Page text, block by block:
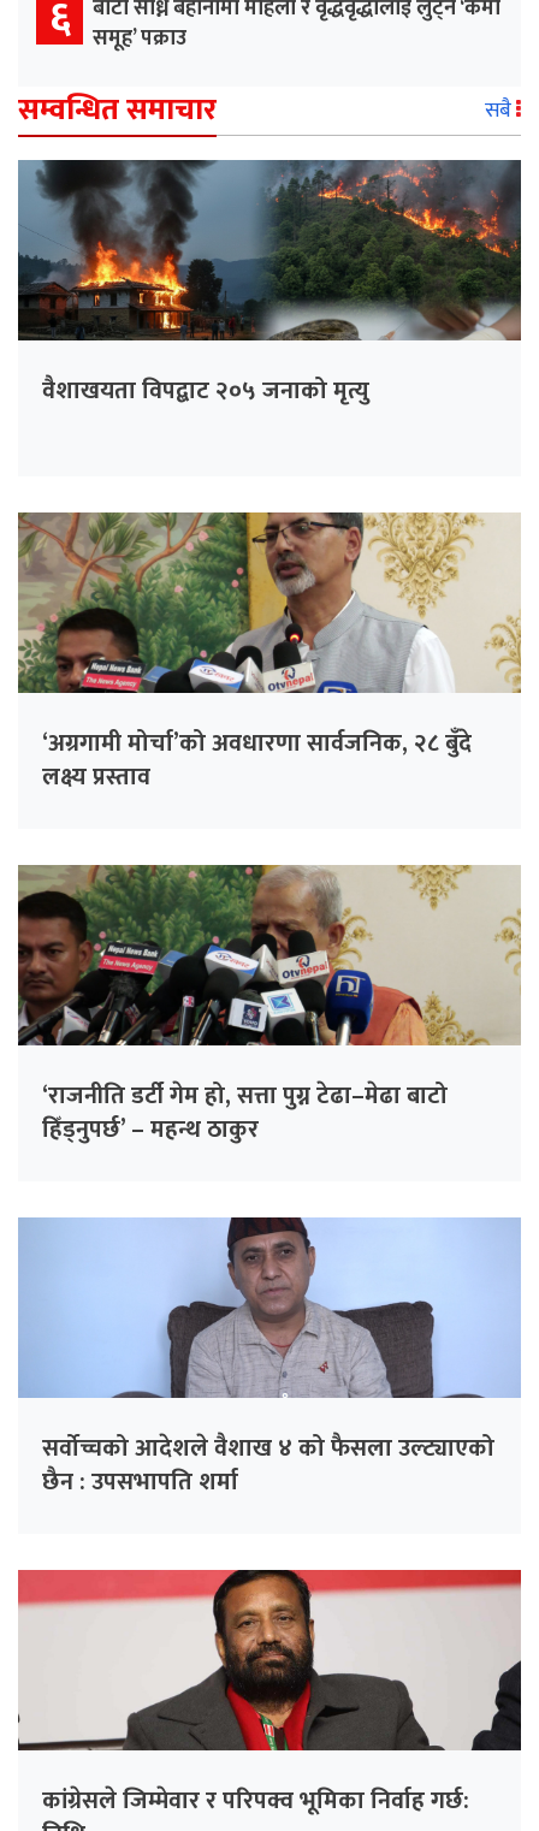
६ बाटो सोध्ने बहानामा महिला र वृद्धवृद्धालाई लुट्ने ‘कर्मा
समूह’ पक्राउ
सम्वन्धित समाचार सबै
वैशाखयता विपद्बाट २०५ जनाको मृत्यु
‘अग्रगामी मोर्चा’को अवधारणा सार्वजनिक, २८ बुँदे
लक्ष्य प्रस्ताव
‘राजनीति डर्टी गेम हो, सत्ता पुग्न टेढा–मेढा बाटो
हिँड्नुपर्छ’ – महन्थ ठाकुर
सर्वोच्चको आदेशले वैशाख ४ को फैसला उल्ट्याएको
छैन : उपसभापति शर्मा
कांग्रेसले जिम्मेवार र परिपक्व भूमिका निर्वाह गर्छ: